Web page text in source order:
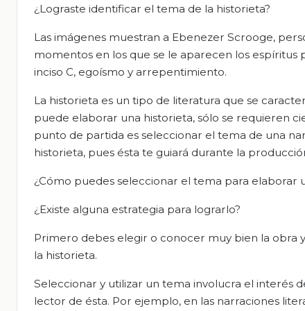
¿Lograste identificar el tema de la historieta?
Las imágenes muestran a Ebenezer Scrooge,
momentos en los que se le aparecen los
inciso C, egoísmo y arrepentimiento.
La historieta es un tipo de literatura que se
puede elaborar una historieta, sólo se requieren
punto de partida es seleccionar el tema de una
historieta, pues ésta te guiará durante la
¿Cómo puedes seleccionar el tema para elaborar
¿Existe alguna estrategia para lograrlo?
Primero debes elegir o conocer muy bien la obra
la historieta.
Seleccionar y utilizar un tema involucra el interés
lector de ésta. Por ejemplo, en las narraciones